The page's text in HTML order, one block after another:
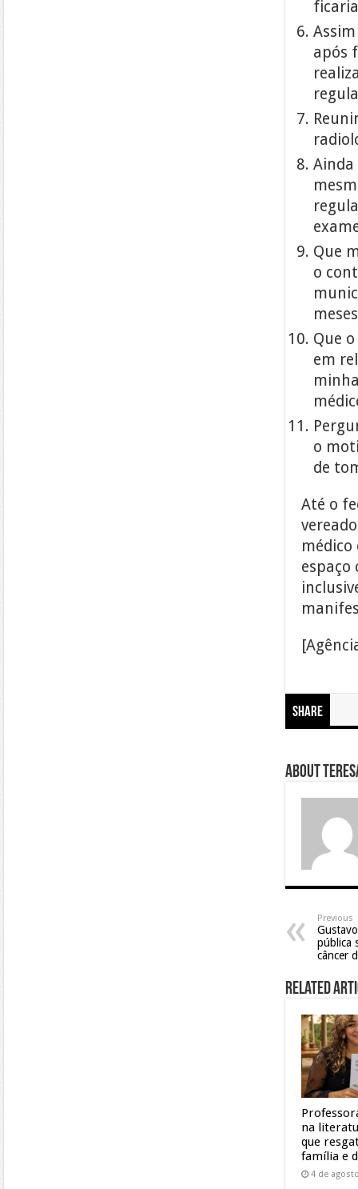
após
Ainda
Que
o
Que
em
o
de
Até o
médico
Share
About
Previous
pública
câncer
Related
na
que
família e
4 de